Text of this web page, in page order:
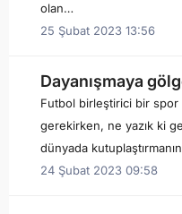
olan…
25 Şubat 2023 13:56
Dayanışmaya
Futbol birleştirici bir spor
gerekirken, ne yazık ki
dünyada
24 Şubat 2023 09:58